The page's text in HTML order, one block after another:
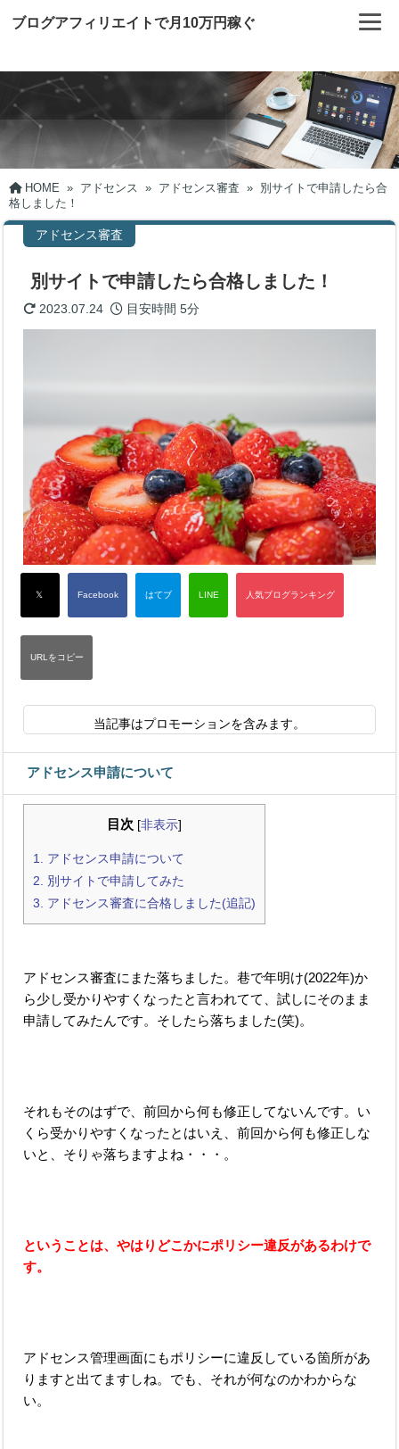
ブログアフィリエイトで月10万円稼ぐ
HOME » アドセンス » アドセンス審査 » 別サイトで申請したら合
格しました！
アドセンス審査
別サイトで申請したら合格しました！
2023.07.24 目安時間5分
当記事はプロモーションを含みます。
アドセンス申請について
目次 [非表示]
1.
アドセンス申請について
2.
別サイトで申請してみた
3.
アドセンス審査に合格しました(追記)
アドセンス審査にまた落ちました。巷で年明け(2022年)か
ら少し受かりやすくなったと言われてて、試しにそのまま
申請してみたんです。そしたら落ちました(笑)。
それもそのはずで、前回から何も修正してないんです。い
くら受かりやすくなったとはいえ、前回から何も修正しな
いと、そりゃ落ちますよね・・・。
ということは、やはりどこかにポリシー違反があるわけで
す。
アドセンス管理画面にもポリシーに違反している箇所があ
りますと出てますしね。でも、それが何なのかわからな
い。